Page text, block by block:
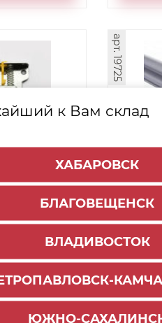
к Вам склад
ХАБАРОВСК
БЛАГОВЕЩЕНСК
ВЛАДИВОСТОК
ЮЖНО-
(144)
- +
арт. 19725
378₽